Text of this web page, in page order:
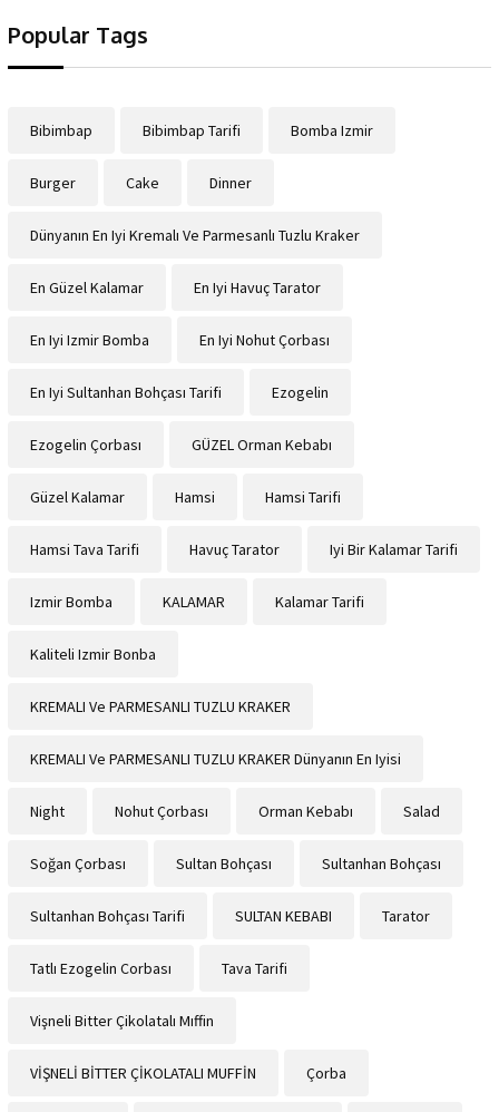
Popular Tags
Bibimbap Bibimbap Tarifi Bomba Izmir
Burger Cake Dinner
Dünyanın En Iyi Kremalı Ve Parmesanlı Tuzlu Kraker
En Güzel Kalamar En Iyi Havuç Tarator
En Iyi Izmir Bomba En Iyi Nohut Çorbası
En Iyi Sultanhan Bohçası Tarifi Ezogelin
Ezogelin Çorbası GÜZEL Orman Kebabı
Güzel Kalamar Hamsi Hamsi Tarifi
Hamsi Tava Tarifi Havuç Tarator Iyi Bir Kalamar Tarifi
Izmir Bomba KALAMAR Kalamar Tarifi
Kaliteli Izmir Bonba
KREMALI Ve PARMESANLI TUZLU KRAKER
KREMALI Ve PARMESANLI TUZLU KRAKER Dünyanın En Iyisi
Night Nohut Çorbası Orman Kebabı Salad
Soğan Çorbası Sultan Bohçası Sultanhan Bohçası
Sultanhan Bohçası Tarifi SULTAN KEBABI Tarator
Tatlı Ezogelin Corbası Tava Tarifi
Vişneli Bitter Çikolatalı Mıffin
VİŞNELİ BİTTER ÇİKOLATALI MUFFİN Çorba